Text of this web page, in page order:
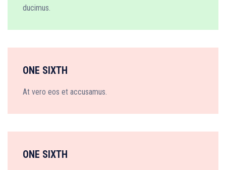
ducimus.
ONE SIXTH
At vero eos et accusamus.
ONE SIXTH